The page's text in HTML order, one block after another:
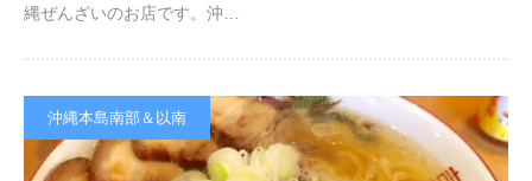
縄ぜんざいのお店です。沖…
沖縄本島南部＆以南